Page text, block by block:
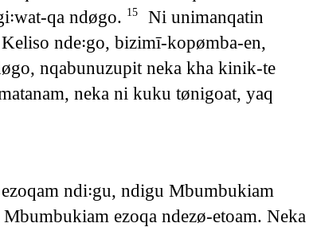
qa ndøgo. 15
Ni unimanqatin
nde꞉go, bizimī-kopømba-en,
nqabunuzupit neka kha kinik-te
neka ni kuku tønigoat, yaq
ndi꞉gu, ndigu Mbumbukiam
ezoqa ndezø-etoam. Neka